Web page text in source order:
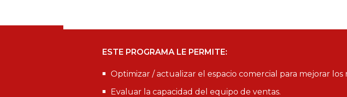
ESTE PROGRAMA LE PERMITE:
Optimizar / actualizar el espacio comercial para mejorar los
Evaluar la capacidad del equipo de ventas.